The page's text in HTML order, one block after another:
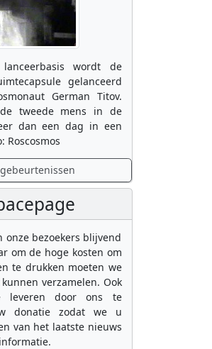
wordt de
gelanceerd
German Titov.
tweede mens in de
dan een dag in een
Roscosmos
onze bezoekers blijvend
om de hoge kosten om
te drukken moeten we
verzamelen. Ook
leveren door ons te
donatie zodat we u
van het laatste nieuws